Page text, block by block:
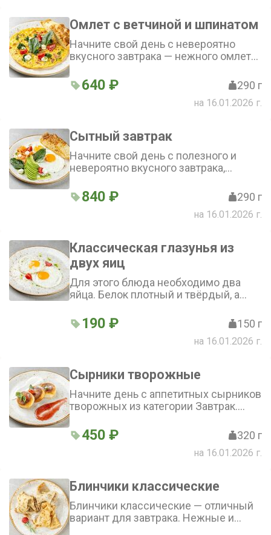
чесночной чиабаттой и кинзой
Омлет с ветчиной и шпинатом
Начните свой день с невероятно
вкусного завтрака — нежного омлета
мусс, ароматный соус песто и
свежие томаты черри идеально
сочетаются с воздушной основой из
придаёт блюду особый шарм
640 ₽ 290 г
на 16.01.2026 г.
Сытный завтрак
Начните свой день с полезного и
невероятно вкусного завтрака,
бодрости. В этом блюде мы
соединили аппетитный лосось
собственного посола, ароматный
заправку. Чесночная чиабатта и
пикантный соус песто с томатами
черри станут идеальным
дополнением к этому блюду
840 ₽ 290 г
на 16.01.2026 г.
Классическая глазунья из
двух яиц
Для этого блюда необходимо два
яйца. Белок плотный и твёрдый, а
блюда насыщенный и яичный, а
аромат — тёплый и уютный. Это
блюдо относится к категории завтрак
190 ₽ 150 г
на 16.01.2026 г.
Сырники творожные
Начните день с аппетитных сырников
творожных из категории Завтрак.
вкусом – они просто тают во рту. В
составе только натуральные
ингредиенты: творог, яйцо, сахар и
450 ₽ 320 г
на 16.01.2026 г.
Блинчики классические
Блинчики классические — отличный
вариант для завтрака. Нежные и